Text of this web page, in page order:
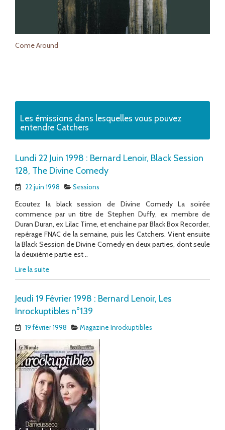
Come Around
Les émissions dans lesquelles vous pouvez
entendre Catchers
Lundi 22 Juin 1998 : Bernard Lenoir, Black Session
128, The Divine Comedy
22 juin 1998 Sessions
Ecoutez la black session de Divine Comedy La soirée
commence par un titre de Stephen Duffy, ex membre de
Duran Duran, ex Lilac Time, et enchaine par Black Box Recorder,
repérage FNAC de la semaine, puis les Catchers. Vient ensuite
la Black Session de Divine Comedy en deux parties, dont seule
la deuxième partie est ..
Lire la suite
Jeudi 19 Février 1998 : Bernard Lenoir, Les
Inrockuptibles n°139
19 février 1998 Magazine Inrockuptibles